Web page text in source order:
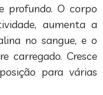
profundo. O corpo
aumenta a
no sangue, e o
carregado. Cresce
para várias